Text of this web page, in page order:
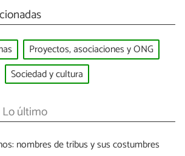
Proyectos, asociaciones y ONG
Sociedad y cultura
Lo último
nombres de tribus y sus costumbres